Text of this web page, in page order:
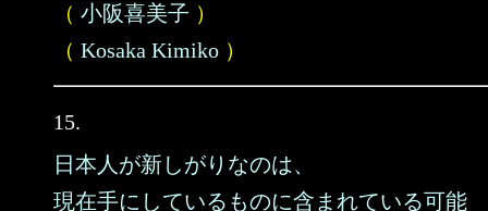
（ 小阪喜美子 ）
（ Kosaka Kimiko ）
15.
日本人が新しがりなのは、
現在手にしているものに含まれている可能